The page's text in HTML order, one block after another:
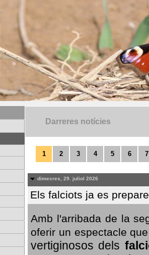
Darreres notícies
1 2 3 4 5 6 7
dimecres, 29. juliol 2026
Els falciots ja es
Amb l'arribada de la
oferir un espectacle
vertiginosos dels